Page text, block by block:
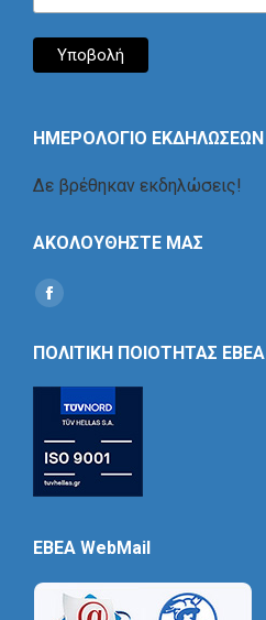
ΗΜΕΡΟΛΟΓΙΟ ΕΚΔΗΛΩΣΕΩΝ
Δε βρέθηκαν εκδηλώσεις!
ΑΚΟΛΟΥΘΗΣΤΕ ΜΑΣ
Find us on:
Social
ΠΟΛΙΤΙΚΗ ΠΟΙΟΤΗΤΑΣ ΕΒΕΑ
EBEA WebMail